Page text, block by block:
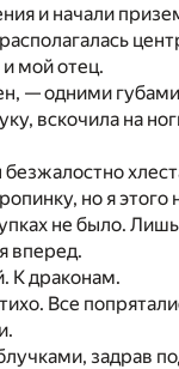
и начали
мой отец.
— одними
вскочила на
безжалостно
но я этого
не было.
вперед.
К драконам.
Все
задрав